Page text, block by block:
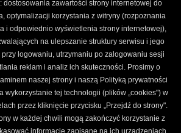
Karty Podarunkowej
ŚLEDŹ CZARNE
Instagram Newsletter
prawa zastrzeżone. Projekt:Fajne Chłopaki,logo
wydawnictwa: Kamil Targosz.
dostosowania zawartości strony internetowej do
optymalizacji korzystania z witryny (rozpoznania
i odpowiednio wyświetlenia strony internetowej),
na ulepszanie struktury serwisu i jego
logowaniu, utrzymaniu po zalogowaniu sesji
reklam i analiz ich skuteczności. Prosimy o
naszej strony i naszą Polityką prywatności
wykorzystanie tej technologii (plików „cookies") w
przez kliknięcie przycisku „Przejdź do strony".
w każdej chwili mogą zakończyć korzystanie z
informacje zapisane na ich urządzeniach